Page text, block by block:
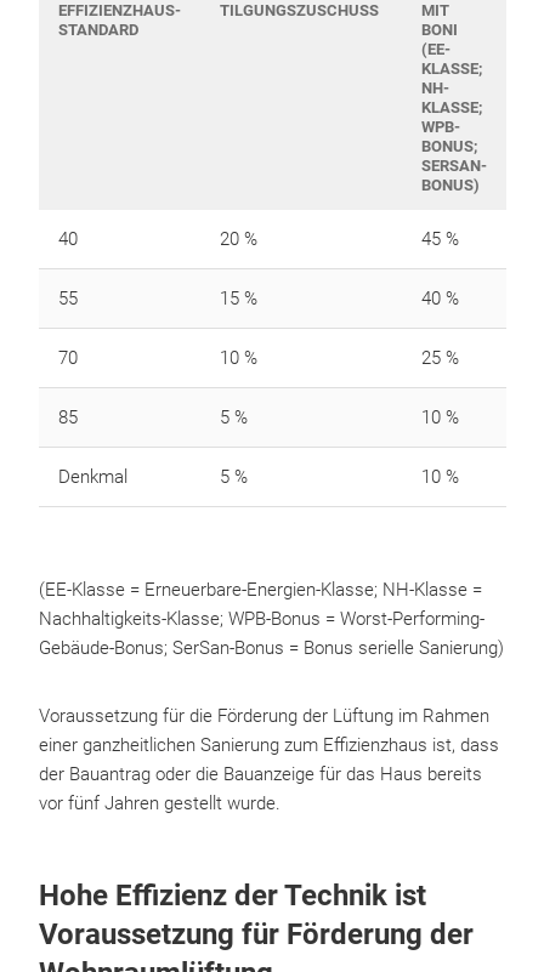
EFFIZIENZHAUS-
STANDARD
TILGUNGSZUSCHUSS
MIT
BONI
(EE-
KLASSE;
NH-
KLASSE;
WPB-
BONUS;
SERSAN-
BONUS)
40 20 % 45 %
55 15 % 40 %
70 10 % 25 %
85 5 % 10 %
Denkmal 5 % 10 %
(EE-Klasse = Erneuerbare-Energien-Klasse; NH-Klasse =
Nachhaltigkeits-Klasse; WPB-Bonus = Worst-Performing-
Gebäude-Bonus; SerSan-Bonus = Bonus serielle Sanierung)
Voraussetzung für die Förderung der Lüftung im Rahmen
einer ganzheitlichen Sanierung zum Effizienzhaus ist, dass
der Bauantrag oder die Bauanzeige für das Haus bereits
vor fünf Jahren gestellt wurde.
Hohe Effizienz der Technik ist
Voraussetzung für Förderung der